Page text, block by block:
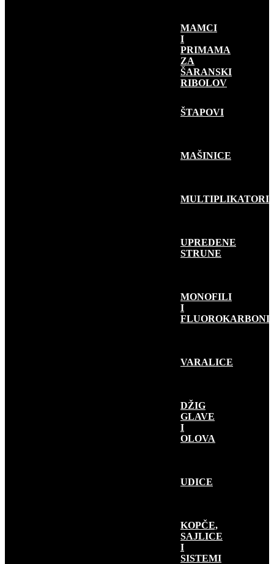
MAMCI
I
PRIMAMA
ZA
ŠARANSKI
RIBOLOV
GRABLJIVICA
ŠTAPOVI
MAŠINICE
MULTIPLIKATORI
UPREDENE
STRUNE
MONOFILI
I
FLUOROKARBONI
VARALICE
DŽIG
GLAVE
I
OLOVA
UDICE
KOPČE,
SAJLICE
I
SISTEMI